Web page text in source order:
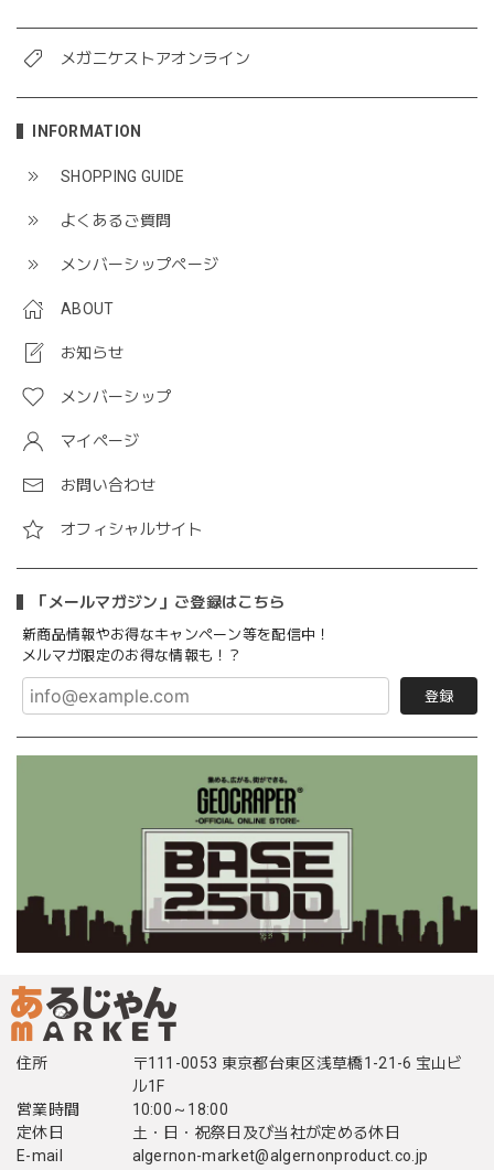
メガニケストアオンライン
INFORMATION
SHOPPING GUIDE
よくあるご質問
メンバーシップページ
ABOUT
お知らせ
メンバーシップ
マイページ
お問い合わせ
オフィシャルサイト
「メールマガジン」ご登録はこちら
新商品情報やお得なキャンペーン等を配信中！
メルマガ限定のお得な情報も！？
登録
住所
〒111-0053 東京都台東区浅草橋1-21-6 宝山ビ
ル1F
営業時間
10:00～18:00
定休日
土・日・祝祭日及び当社が定める休日
E-mail
algernon-market@algernonproduct.co.jp